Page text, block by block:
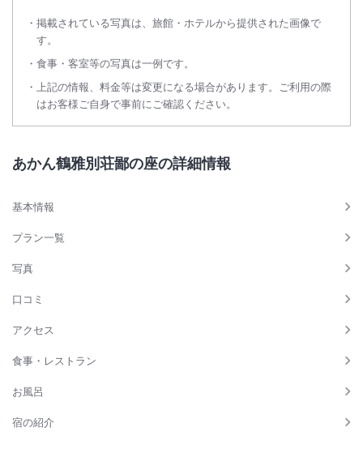
掲載されている写真は、旅館・ホテルから提供された画像で
す。
食事・客室等の写真は一例です。
上記の情報、料金等は変更になる場合があります。ご利用の際
はお客様ご自身で事前にご確認ください。
あかん鶴雅別荘鄙の座の詳細情報
基本情報
プラン一覧
写真
口コミ
アクセス
食事・レストラン
お風呂
宿の紹介